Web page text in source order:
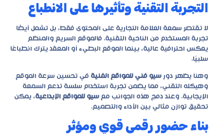
التجربة التقنية وتأثيرها على الانطباع
لا تقتصر سمعة العلامة التجارية على المحتوى فقط، بل تشمل أيضًا
تجربة المستخدم من الناحية التقنية. فالموقع السريع والمنظم
يعكس احترافية عالية، بينما الموقع البطيء أو المعقد يترك انطباعًا
سلبيًا.
وهنا يظهر دور سيو فني للمواقع الفنية في تحسين سرعة الموقع
وهيكله التقني، مما يضمن تجربة استخدام سلسة تدعم السمعة
الإيجابية. وعند دمج هذه الجوانب مع سيو للمواقع الإبداعية، يمكن
تحقيق توازن مثالي بين الأداء والتصميم.
بناء حضور رقمي قوي ومؤثر